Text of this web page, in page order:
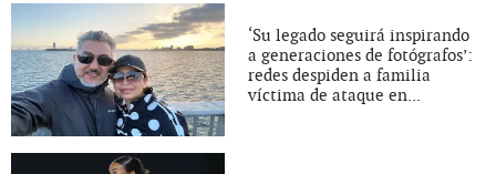
‘Su legado seguirá inspirando
a generaciones de fotógrafos’:
redes despiden a familia
víctima de ataque en...